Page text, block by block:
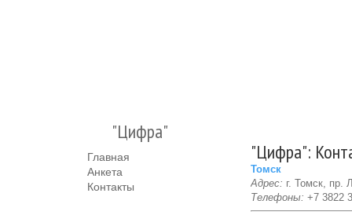
"Цифра"
Главная
Анкета
Контакты
"Цифра":
Томск
Адрес: г. Томск, пр.
Телефоны: +7 3822